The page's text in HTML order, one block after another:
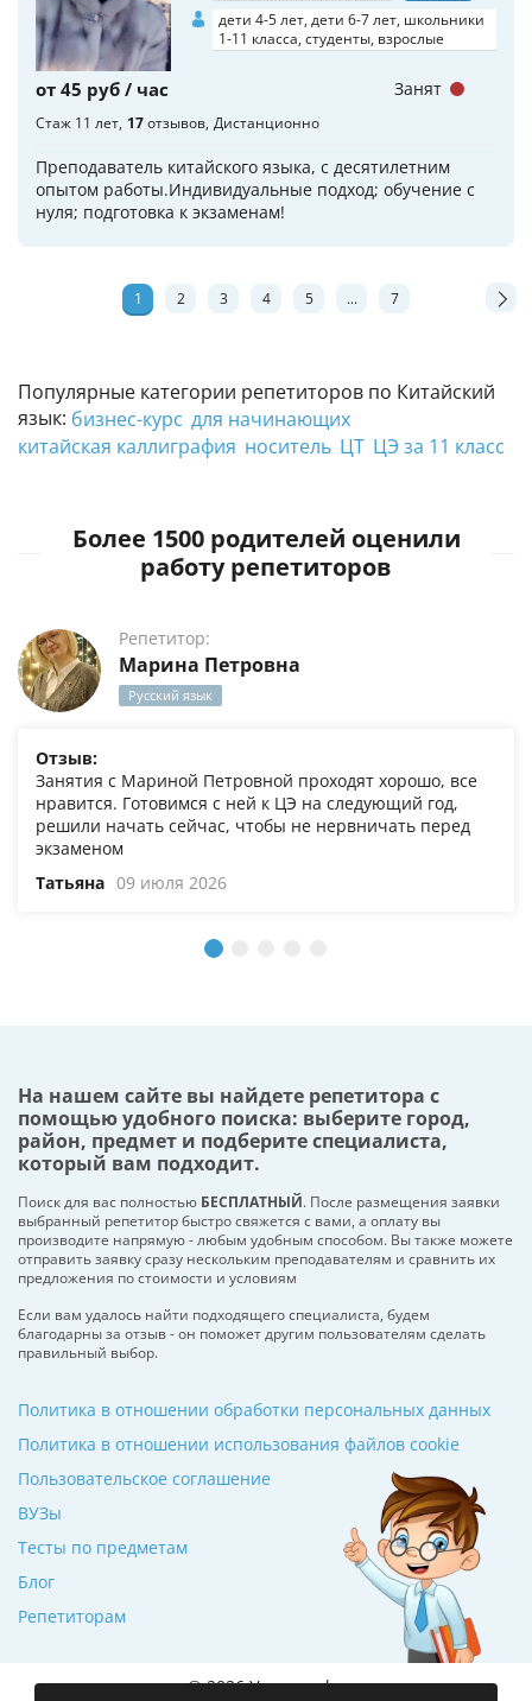
Популярные категории репетиторов по Китайский
язык: бизнес-курс для начинающих
китайская каллиграфия носитель ЦТ ЦЭ за 11 класс
дети 4-5 лет, дети 6-7 лет, школьники
1-11 класса, студенты, взрослые
от 45 руб / час
Стаж 11 лет 17отзывов Дистанционно
Преподаватель китайского языка, с десятилетним
опытом работы.Индивидуальные подход; обучение с
нуля; подготовка к экзаменам!
Занят
1 2 3 4 5 ... 7
Более 1500 родителей оценили
работу репетиторов
Репетитор:
Марина Петровна
Русский язык
Отзыв:
Занятия с Мариной Петровной проходят хорошо, все
нравится. Готовимся с ней к ЦЭ на следующий год,
решили начать сейчас, чтобы не нервничать перед
экзаменом
Татьяна 09 июля 2026
На нашем сайте вы найдете репетитора с
помощью удобного поиска: выберите город,
район, предмет и подберите специалиста,
который вам подходит.
Поиск для вас полностью БЕСПЛАТНЫЙ. После размещения заявки
выбранный репетитор быстро свяжется с вами, а оплату вы
производите напрямую - любым удобным способом. Вы также можете
отправить заявку сразу нескольким преподавателям и сравнить их
предложения по стоимости и условиям
Если вам удалось найти подходящего специалиста, будем
благодарны за отзыв - он поможет другим пользователям сделать
правильный выбор.
ВУЗы
Тесты по предметам
Блог
Репетиторам
Политика в отношении обработки персональных данных
Политика в отношении использования файлов cookie
Пользовательское соглашение
© 2026 Училкин.by